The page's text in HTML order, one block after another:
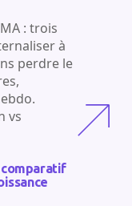
: trois
à
perdre le
vs